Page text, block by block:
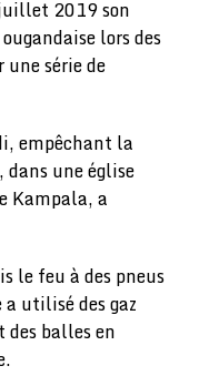
2019 son
lors des
série de
empêchant la
dans une église
Kampala, a
le feu à des pneus
utilisé des gaz
des balles en